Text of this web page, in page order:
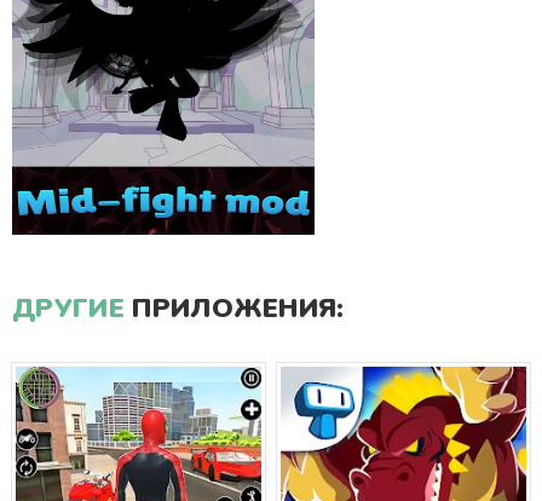
ДРУГИЕ ПРИЛОЖЕНИЯ: